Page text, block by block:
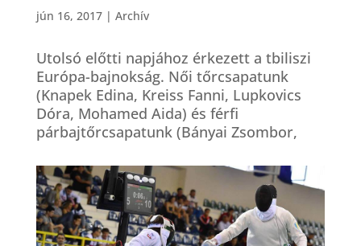
jún 16, 2017| Archív
Utolsó előtti napjához érkezett a tbiliszi
Európa-bajnokság. Női tőrcsapatunk
(Knapek Edina, Kreiss Fanni, Lupkovics
Dóra, Mohamed Aida) és férfi
párbajtőrcsapatunk (Bányai Zsombor,